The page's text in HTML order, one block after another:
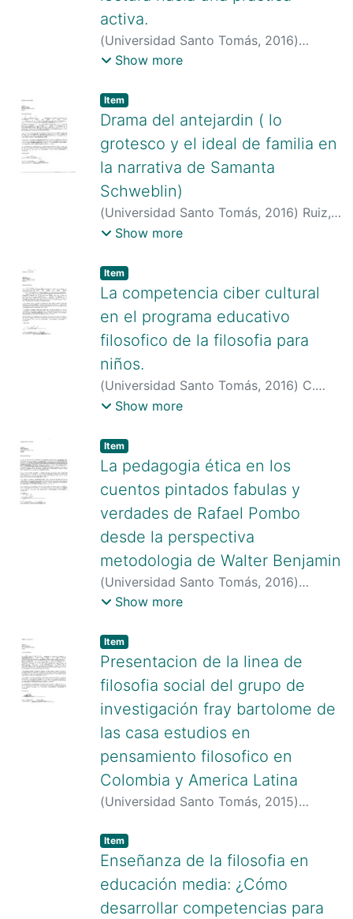
activa.
(Universidad Santo Tomás, 2016)
Ibañez, Yesica Milena
Show more
Item type:
Item,
Drama del antejardin ( lo
grotesco y el ideal de familia en
la narrativa de Samanta
Schweblin)
(Universidad Santo Tomás, 2016) Ruiz,
Laura Alejnadra
Show more
Item type:
Item,
La competencia ciber cultural
en el programa educativo
filosofico de la filosofia para
niños.
(Universidad Santo Tomás, 2016) C.
Arias, David Esteban
Show more
Item type:
Item,
La pedagogia ética en los
cuentos pintados fabulas y
verdades de Rafael Pombo
desde la perspectiva
metodologia de Walter Benjamin
(Universidad Santo Tomás, 2016)
Moncada Vivas, Marisol
Show more
Item type:
Item,
Presentacion de la linea de
filosofia social del grupo de
investigación fray bartolome de
las casa estudios en
pensamiento filosofico en
Colombia y America Latina
(Universidad Santo Tomás, 2015)
Item type:
Item,
Enseñanza de la filosofia en
educación media: ¿Cómo
desarrollar competencias para